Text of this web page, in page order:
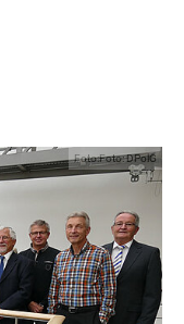
Foto:Foto: DPolG